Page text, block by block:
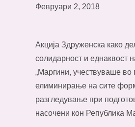
Февруари 2, 2018
Акција Здруженска како
солидарност и еднаквост
„Маргини, учествуваше во
елиминирање на сите
разгледување при
насочени кон Република